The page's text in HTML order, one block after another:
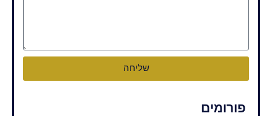
שליחה
פורומים